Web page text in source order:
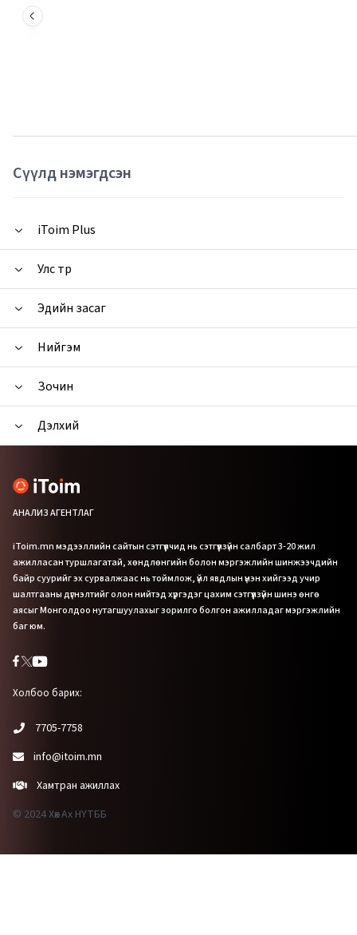
Сүүлд нэмэгдсэн
iToim Plus
Улс төр
Эдийн засаг
Нийгэм
Зочин
Дэлхий
АНАЛИЗ АГЕНТЛАГ
iToim.mn мэдээллийн сайтын сэтгүүлчид нь сэтгүүлзүйн салбарт 3-20 жил
ажилласан туршлагатай, хөндлөнгийн болон мэргэжлийн шинжээчдийн
байр суурийг эх сурвалжаас нь тоймлож, үйл явдлын үнэн хийгээд учир
шалтгааны дүгнэлтийг олон нийтэд хүргэдэг цахим сэтгүүлзүйн шинэ өнгө
аясыг Монголдоо нутагшуулахыг зорилго болгон ажилладаг мэргэжлийн
баг юм.
Холбоо барих:
7705-7758
info@itoim.mn
Хамтран ажиллах
© 2024 Хөх Ах НҮТББ